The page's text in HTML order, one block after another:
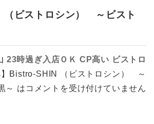
ビストロシン） ～ビスト
23時過ぎ入店ＯＫ CP高い ビストロ
】 Bistro-SHIN （ビストロシン） ～
～ は コメントを受け付けていません